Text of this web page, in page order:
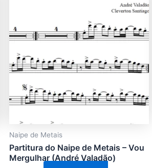
Naipe de Metais
Partitura do Naipe de Metais – Vou
Mergulhar (André Valadão)